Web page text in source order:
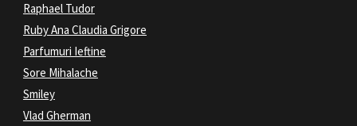
Raphael Tudor
Ruby Ana Claudia Grigore
Parfumuri Ieftine
Sore Mihalache
Smiley
Vlad Gherman